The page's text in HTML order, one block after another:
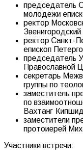
председатель
молодежи
ректор
ректор Санкт-
епископ
председатель
Православной
секретарь
группы по
заместитель
по
Вахтанг
заместители
протоиерей
Участники встречи: